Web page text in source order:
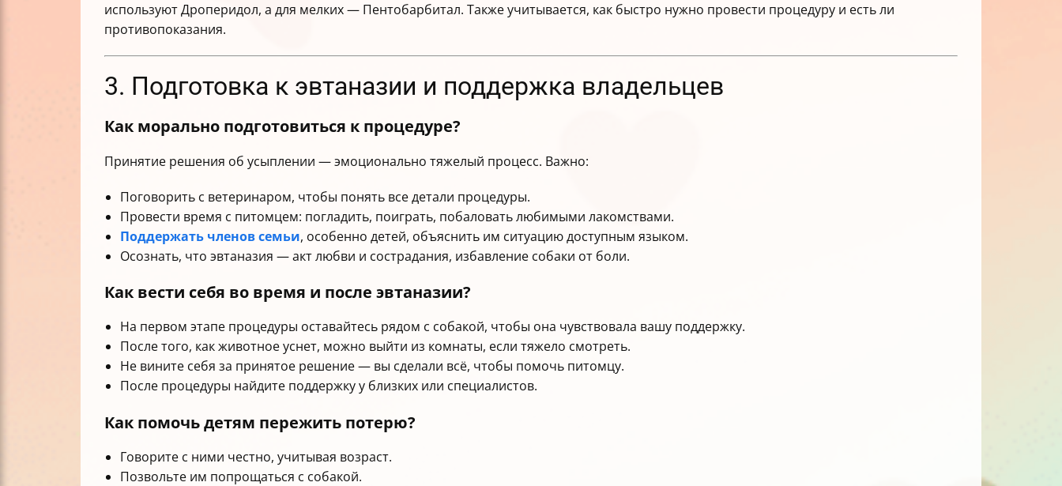
используют Дроперидол, а для мелких — Пентобарбитал. Также учитывается, как быстро нужно провести процедуру и есть ли
противопоказания.
3. Подготовка к эвтаназии и поддержка владельцев
Как морально подготовиться к процедуре?
Принятие решения об усыплении — эмоционально тяжелый процесс. Важно:
Поговорить с ветеринаром, чтобы понять все детали процедуры.
Провести время с питомцем: погладить, поиграть, побаловать любимыми лакомствами.
Поддержать членов семьи, особенно детей, объяснить им ситуацию доступным языком.
Осознать, что эвтаназия — акт любви и сострадания, избавление собаки от боли.
Как вести себя во время и после эвтаназии?
На первом этапе процедуры оставайтесь рядом с собакой, чтобы она чувствовала вашу поддержку.
После того, как животное уснет, можно выйти из комнаты, если тяжело смотреть.
Не вините себя за принятое решение — вы сделали всё, чтобы помочь питомцу.
После процедуры найдите поддержку у близких или специалистов.
Как помочь детям пережить потерю?
Говорите с ними честно, учитывая возраст.
Позвольте им попрощаться с собакой.